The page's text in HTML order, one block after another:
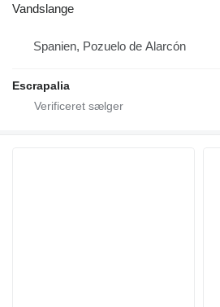
Vandslange
Spanien, Pozuelo de Alarcón
Escrapalia